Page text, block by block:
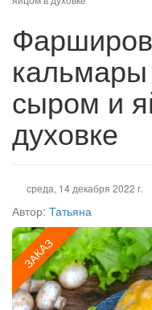
сыром и
духовке
среда, 14 декабря 2022 г.
Автор: Татьяна
ЗАКАЗ